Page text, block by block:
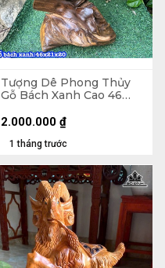
Tượng Dê Phong Thủy
Gỗ Bách Xanh Cao 46
1 tháng trước
2.000.000 ₫